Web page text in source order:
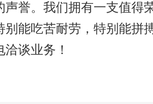
声誉。我们拥有一支值得
别能吃苦耐劳，特别能拼
谈业务！